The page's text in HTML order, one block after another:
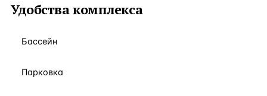
Удобства комплекса
Бассейн
Парковка